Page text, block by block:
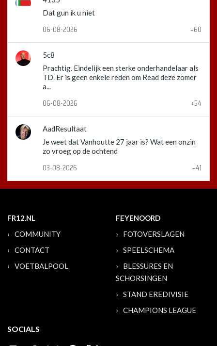
Dat gun ik u niet
06-08-2026 +60
5c8
Prachtig. Eindelijk een sterke onderhandelaar als
TD. Er is geen enkele reden om Read deze zomer
a...
06-08-2026 +54
AadResultaat
Je weet dat Vanhoutte 27 jaar is? Wat een onzin
zo vroeg op de ochtend
03-08-2026 +41
FR12.NL
COMMUNITY
CONTACT
VOETBALPOOL
FEYENOORD
FOTOVERSLAGEN
SPEELSCHEMA
BLESSURES EN
SCHORSINGEN
STAND EREDIVISIE
CHAMPIONS LEAGUE
SOCIALS